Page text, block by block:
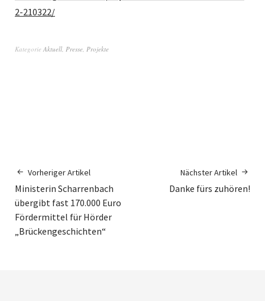
2-210322/
Kategorie Aktuell Presse Projekte
Vorheriger Artikel
Ministerin Scharrenbach
übergibt fast 170.000 Euro
Fördermittel für Hörder
„Brückengeschichten“
Nächster Artikel
Danke fürs zuhören!